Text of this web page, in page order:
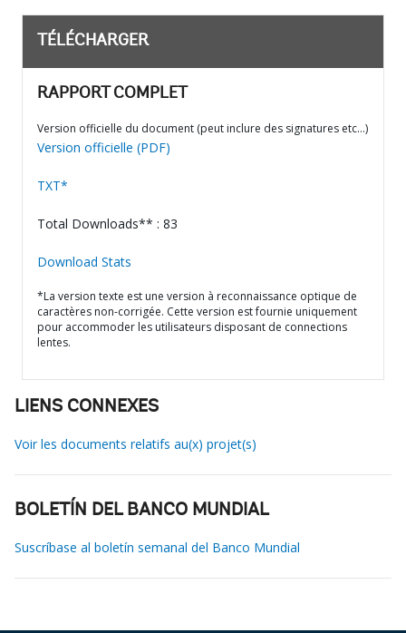
TÉLÉCHARGER
RAPPORT COMPLET
Version officielle du document (peut inclure des signatures etc…)
Version officielle (PDF)
TXT*
Total Downloads** : 83
Download Stats
*La version texte est une version à reconnaissance optique de
caractères non-corrigée. Cette version est fournie uniquement
pour accommoder les utilisateurs disposant de connections
lentes.
LIENS CONNEXES
Voir les documents relatifs au(x) projet(s)
BOLETÍN DEL BANCO MUNDIAL
Suscríbase al boletín semanal del Banco Mundial